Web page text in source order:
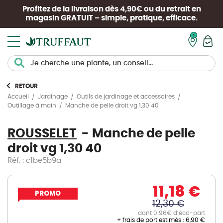
Profitez de la livraison dès 4,90€ ou du retrait en
magasin GRATUIT – simple, pratique, efficace.
RETOUR
Accueil
Jardinage
Outils de jardinage et accessoires
Outillage à main
Manche de pelle droit vg 1,30 40
ROUSSELET
Manche de pelle
droit vg 1,30 40
Réf. : c1be5b9a
PROMO 11,18 €
12,30 €
dont 0.96€ d’éco-part
+ frais de port estimés : 6,90 €